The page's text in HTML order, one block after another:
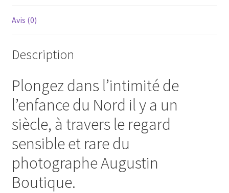
Avis (0)
Description
Plongez dans l’intimité de
l’enfance du Nord il y a un
siècle, à travers le regard
sensible et rare du
photographe Augustin
Boutique.